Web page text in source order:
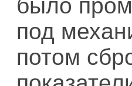
было
под
потом